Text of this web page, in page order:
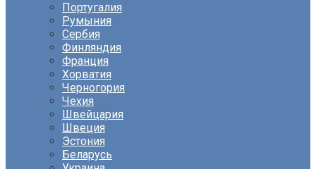
Португалия
Румыния
Сербия
Финляндия
Франция
Хорватия
Черногория
Чехия
Швейцария
Швеция
Эстония
Беларусь